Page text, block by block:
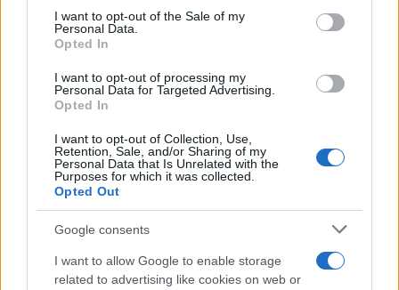
consent section.
I want to opt-out of the Sale of my
Personal Data.
Opted In
I want to opt-out of processing my
Personal Data for Targeted Advertising.
Opted In
I want to opt-out of Collection, Use,
Retention, Sale, and/or Sharing of my
Personal Data that Is Unrelated with the
Purposes for which it was collected.
Opted Out
Google consents
I want to allow Google to enable storage
related to advertising like cookies on web or
Festivales de gorditas, mole y cocina tradicional en
María Vázquez · 5 Ago 2026